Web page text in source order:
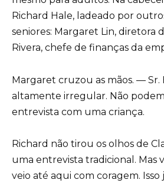
Richard Hale, ladeado por
seniores: Margaret Lin, diretora
Rivera, chefe de finanças da
Margaret cruzou as mãos. — Sr.
altamente irregular. Não
entrevista com uma criança.
Richard não tirou os olhos de
uma entrevista tradicional. Mas
veio até aqui com coragem. Isso